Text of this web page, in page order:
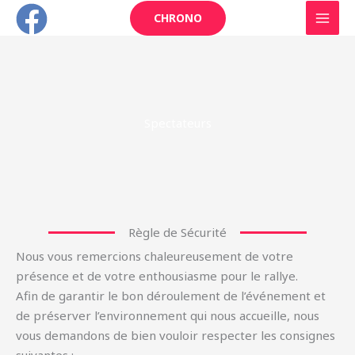
Aller
CHRONO
Règle de Sécurité
Nous vous remercions chaleureusement de votre
présence et de votre enthousiasme pour le rallye.
Afin de garantir le bon déroulement de l’événement et
de préserver l’environnement qui nous accueille, nous
vous demandons de bien vouloir respecter les consignes